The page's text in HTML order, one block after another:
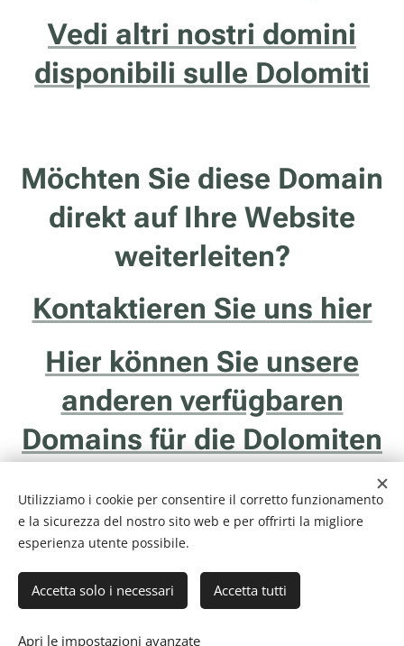
Vedi altri nostri domini
disponibili sulle Dolomiti
Möchten Sie diese Domain
direkt auf Ihre Website
weiterleiten?
Kontaktieren Sie uns hier
Hier können Sie unsere
anderen verfügbaren
Domains für die Dolomiten
Internethotel.it è un servizio della ditta Francesco Solidoro - Via delle
Ghiaie, 20/1 - 38122 - Trento (TN) - P.I. 01043510229
Informativa Privacy & Cookie Policy
Utilizziamo i cookie per consentire il corretto funzionamento
e la sicurezza del nostro sito web e per offrirti la migliore
esperienza utente possibile.
Accetta solo i necessari Accetta tutti
Apri le impostazioni avanzate